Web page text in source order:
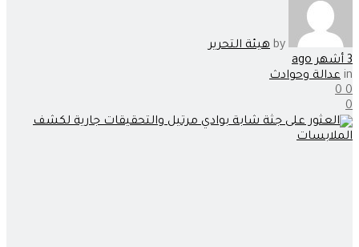
by هيئة التحرير
3 أشهر ago
in عدالة وحوادث
0
0
0